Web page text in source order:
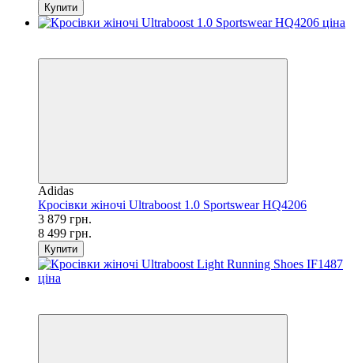
Купити
Adidas
Кросівки жіночі Ultraboost 1.0 Sportswear HQ4206
3 879 грн.
8 499 грн.
Купити